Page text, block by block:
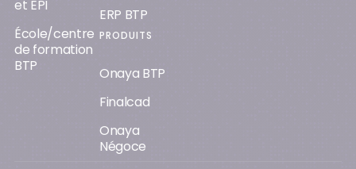
et EPI
École/centre
de formation
BTP
ERP BTP
PRODUITS
Onaya BTP
Finalcad
Onaya
Négoce